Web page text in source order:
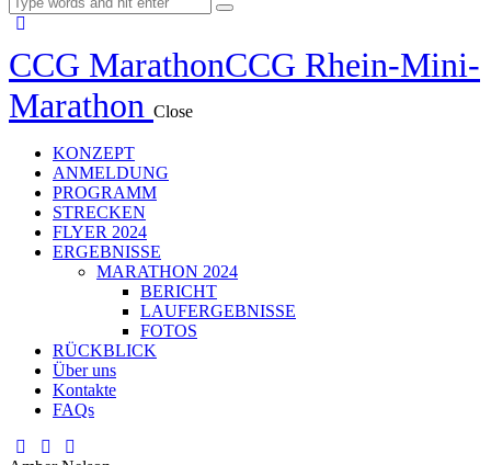
CCG MarathonCCG Rhein-Mini-
Marathon Close
KONZEPT
ANMELDUNG
PROGRAMM
STRECKEN
FLYER 2024
ERGEBNISSE
MARATHON 2024
BERICHT
LAUFERGEBNISSE
FOTOS
RÜCKBLICK
Über uns
Kontakte
FAQs